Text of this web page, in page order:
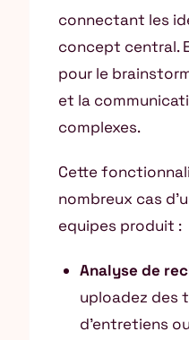
connectant les
concept central.
pour le
et la
complexes.
Cette
nombreux cas
equipes produit :
Analyse de
uploadez des
d’entretiens